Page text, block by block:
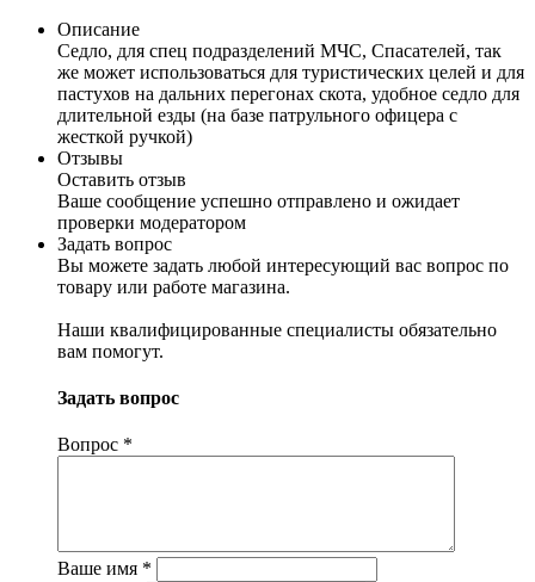
Описание
Седло, для спец подразделений МЧС, Спасателей, так
же может использоваться для туристических целей и для
пастухов на дальних перегонах скота, удобное седло для
длительной езды (на базе патрульного офицера с
жесткой ручкой)
Отзывы
Оставить отзыв
Ваше сообщение успешно отправлено и ожидает
проверки модератором
Задать вопрос
Вы можете задать любой интересующий вас вопрос по
товару или работе магазина.
Наши квалифицированные специалисты обязательно
вам помогут.
Задать вопрос
Вопрос *
Ваше имя *